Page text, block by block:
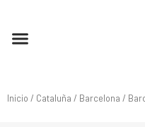
Inicio / Cataluña / Barcelona /